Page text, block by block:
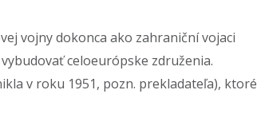
vojny dokonca ako zahraniční vojaci
celoeurópske združenia.
v roku 1951, pozn. prekladateľa), ktoré